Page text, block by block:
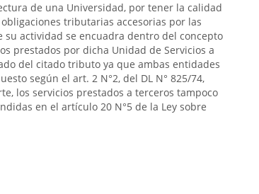
de una Universidad, por tener la calidad
tributarias accesorias por las
actividad se encuadra dentro del concepto
prestados por dicha Unidad de Servicios a
del citado tributo ya que ambas entidades
según el art. 2 N°2, del DL N° 825/74,
los servicios prestados a terceros tampoco
en el artículo 20 N°5 de la Ley sobre